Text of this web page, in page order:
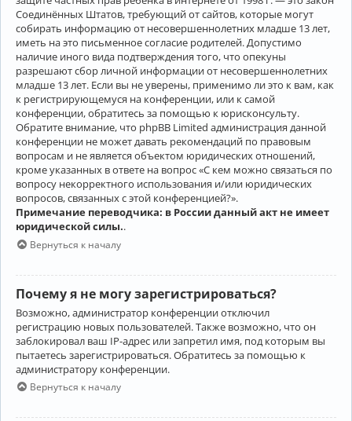
Соединённых Штатов, требующий от сайтов, которые могут
собирать информацию от несовершеннолетних младше 13 лет,
иметь на это письменное согласие родителей. Допустимо
наличие иного вида подтверждения того, что опекуны
разрешают сбор личной информации от несовершеннолетних
младше 13 лет. Если вы не уверены, применимо ли это к вам, как
к регистрирующемуся на конференции, или к самой
конференции, обратитесь за помощью к юрисконсульту.
Обратите внимание, что phpBB Limited администрация данной
конференции не может давать рекомендаций по правовым
вопросам и не является объектом юридических отношений,
кроме указанных в ответе на вопрос «С кем можно связаться по
вопросу некорректного использования и/или юридических
вопросов, связанных с этой конференцией?».
Примечание переводчика: в России данный акт не имеет
юридической силы..
Вернуться к началу
Почему я не могу зарегистрироваться?
Возможно, администратор конференции отключил
регистрацию новых пользователей. Также возможно, что он
заблокировал ваш IP-адрес или запретил имя, под которым вы
пытаетесь зарегистрироваться. Обратитесь за помощью к
администратору конференции.
Вернуться к началу